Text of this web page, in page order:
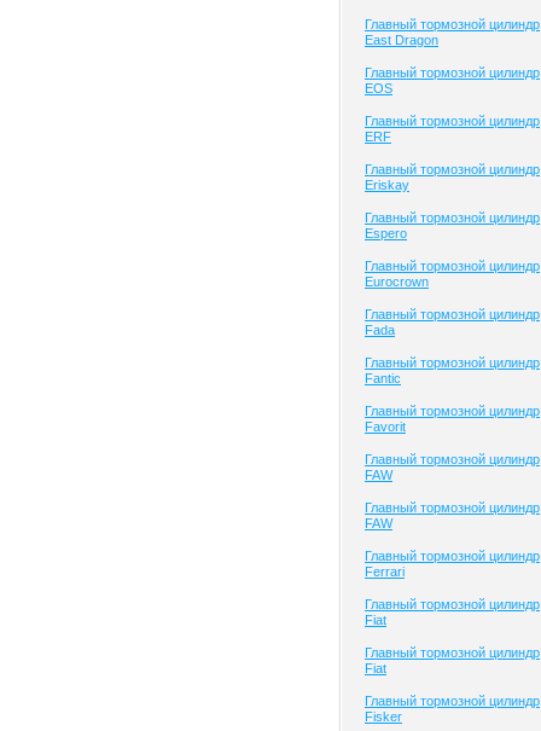
Главный тормозной цилиндр
East Dragon
Главный тормозной цилиндр
EOS
Главный тормозной цилиндр
ERF
Главный тормозной цилиндр
Eriskay
Главный тормозной цилиндр
Espero
Главный тормозной цилиндр
Eurocrown
Главный тормозной цилиндр
Fada
Главный тормозной цилиндр
Fantic
Главный тормозной цилиндр
Favorit
Главный тормозной цилиндр
FAW
Главный тормозной цилиндр
FAW
Главный тормозной цилиндр
Ferrari
Главный тормозной цилиндр
Fiat
Главный тормозной цилиндр
Fiat
Главный тормозной цилиндр
Fisker